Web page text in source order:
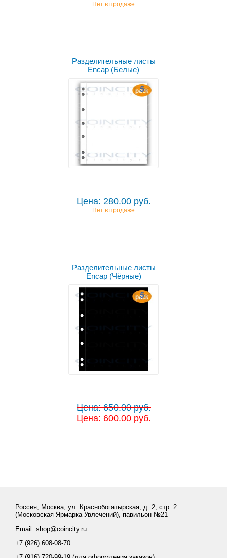
Нет в продаже
Разделительные листы
Encap (Белые)
Цена: 280.00 руб.
Нет в продаже
Разделительные листы
Encap (Чёрные)
Цена: 650.00 руб.
Цена: 600.00 руб.
Россия, Москва, ул. Краснобогатырская, д. 2, стр. 2
(Московская Ярмарка Увлечений), павильон №21
Email: shop@coincity.ru
+7 (926) 608-08-70